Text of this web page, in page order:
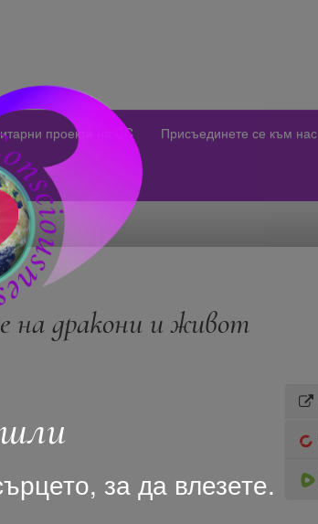
за да влезете.
проекти на CC Присъединете се към нас
на дракони и живот